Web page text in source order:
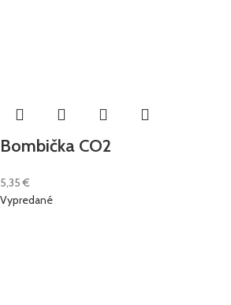
Bombička CO2
5,35€
Vypredané